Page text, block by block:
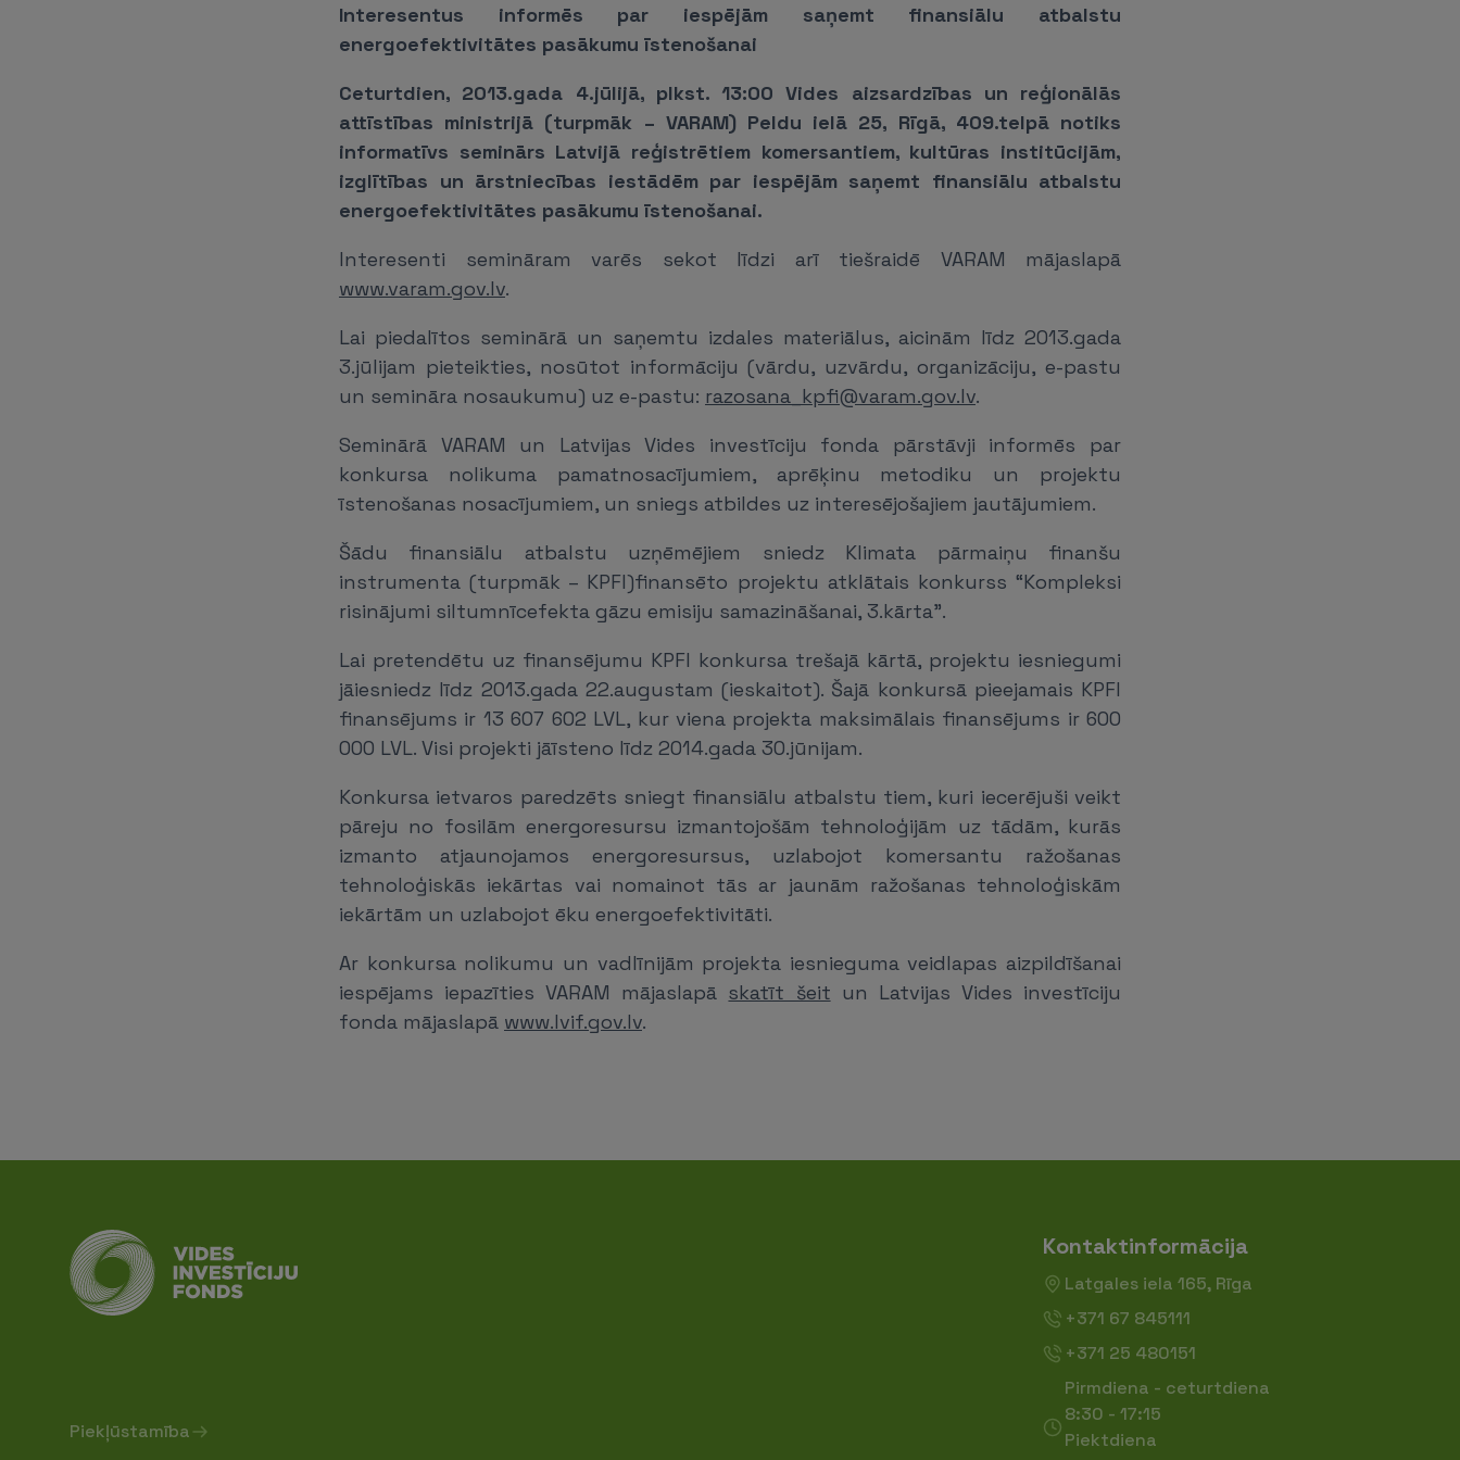
Interesentus informēs par iespējām saņemt finansiālu atbalstu
energoefektivitātes pasākumu īstenošanai
Ceturtdien, 2013.gada 4.jūlijā, plkst. 13:00 Vides aizsardzības un reģionālās
attīstības ministrijā (turpmāk – VARAM) Peldu ielā 25, Rīgā, 409.telpā notiks
informatīvs seminārs Latvijā reģistrētiem komersantiem, kultūras institūcijām,
izglītības un ārstniecības iestādēm par iespējām saņemt finansiālu atbalstu
energoefektivitātes pasākumu īstenošanai.
Interesenti semināram varēs sekot līdzi arī tiešraidē VARAM mājaslapā
www.varam.gov.lv.
Lai piedalītos seminārā un saņemtu izdales materiālus, aicinām līdz 2013.gada
3.jūlijam pieteikties, nosūtot informāciju (vārdu, uzvārdu, organizāciju, e-pastu
un semināra nosaukumu) uz e-pastu: razosana_kpfi@varam.gov.lv.
Seminārā VARAM un Latvijas Vides investīciju fonda pārstāvji informēs par
konkursa nolikuma pamatnosacījumiem, aprēķinu metodiku un projektu
īstenošanas nosacījumiem, un sniegs atbildes uz interesējošajiem jautājumiem.
Šādu finansiālu atbalstu uzņēmējiem sniedz Klimata pārmaiņu finanšu
instrumenta (turpmāk – KPFI)finansēto projektu atklātais konkurss “Kompleksi
risinājumi siltumnīcefekta gāzu emisiju samazināšanai, 3.kārta".
Lai pretendētu uz finansējumu KPFI konkursa trešajā kārtā, projektu iesniegumi
jāiesniedz līdz 2013.gada 22.augustam (ieskaitot). Šajā konkursā pieejamais KPFI
finansējums ir 13 607 602 LVL, kur viena projekta maksimālais finansējums ir 600
000 LVL. Visi projekti jāīsteno līdz 2014.gada 30.jūnijam.
Konkursa ietvaros paredzēts sniegt finansiālu atbalstu tiem, kuri iecerējuši veikt
pāreju no fosilām energoresursu izmantojošām tehnoloģijām uz tādām, kurās
izmanto atjaunojamos energoresursus, uzlabojot komersantu ražošanas
tehnoloģiskās iekārtas vai nomainot tās ar jaunām ražošanas tehnoloģiskām
iekārtām un uzlabojot ēku energoefektivitāti.
Ar konkursa nolikumu un vadlīnijām projekta iesnieguma veidlapas aizpildīšanai
iespējams iepazīties VARAM mājaslapā skatīt šeit un Latvijas Vides investīciju
fonda mājaslapā www.lvif.gov.lv.
Piekļūstamība
Kontaktinformācija
Latgales iela 165, Rīga
+371 67 845111
+371 25 480151
Pirmdiena - ceturtdiena
8:30 - 17:15
Piektdiena